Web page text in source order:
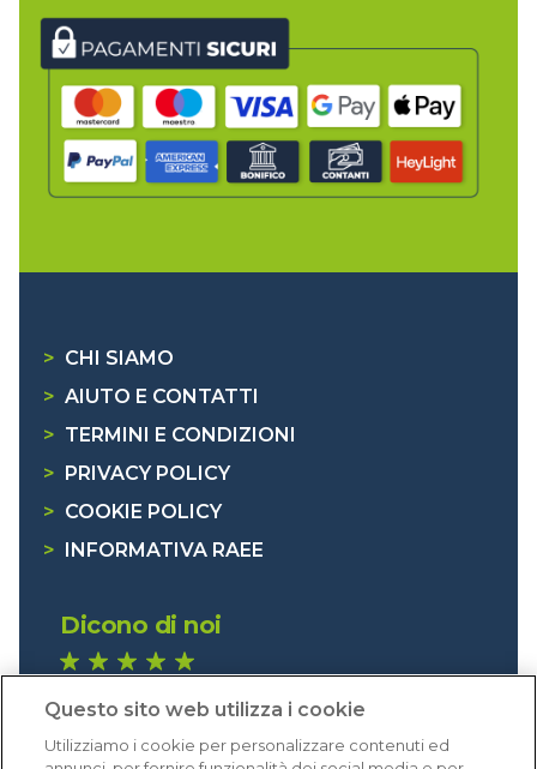
> CHI SIAMO
> AIUTO E CONTATTI
> TERMINI E CONDIZIONI
>
PRIVACY POLICY
> COOKIE POLICY
>
INFORMATIVA RAEE
Dicono di noi
Eccellente (4,8)
Acquisti verificati
Questo sito web utilizza i cookie
Utilizziamo i cookie per personalizzare contenuti ed